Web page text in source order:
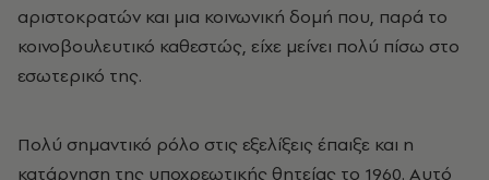
αριστοκρατών και μια κοινωνική δομή που, παρά το
κοινοβουλευτικό καθεστώς, είχε μείνει πολύ πίσω στο
εσωτερικό της.
Πολύ σημαντικό ρόλο στις εξελίξεις έπαιξε και η
κατάργηση της υποχρεωτικής θητείας το 1960. Αυτό